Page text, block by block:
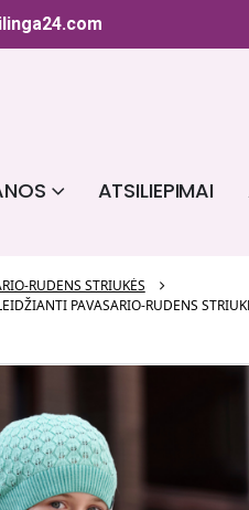
ATSILIEPIMAI
RUDENS STRIUKĖS
PAVASARIO-RUDENS